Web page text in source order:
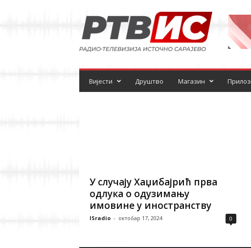
и
о
т
л
Вијести Друштво Магазин
У случају Хаџибајрић прва
одлука о одузимању
имовине у иностранству
ISradio - октобар 17, 2024 0